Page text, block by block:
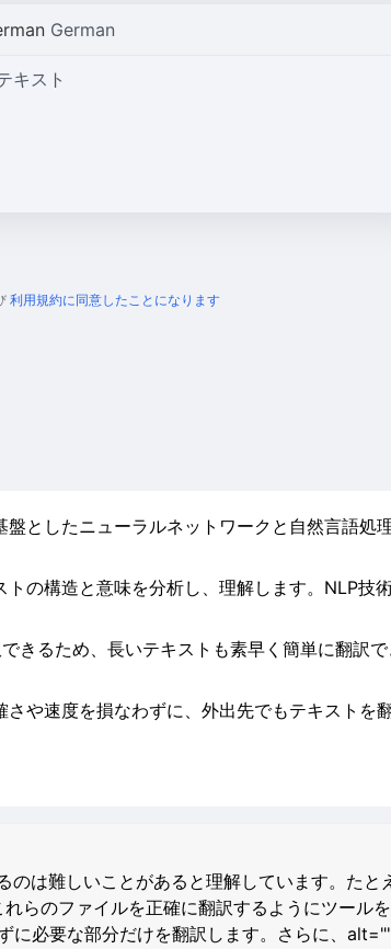
German
キスト
利用規約に同意したことになります
としたニューラルネットワークと自然言語処
の構造と意味を分析し、理解します。NLP技
きるため、長いテキストも素早く簡単に翻訳で
や速度を損なわずに、外出先でもテキストを
は難しいことがあると理解しています。たと
らのファイルを正確に翻訳するようにツール
必要な部分だけを翻訳します。さらに、alt=""